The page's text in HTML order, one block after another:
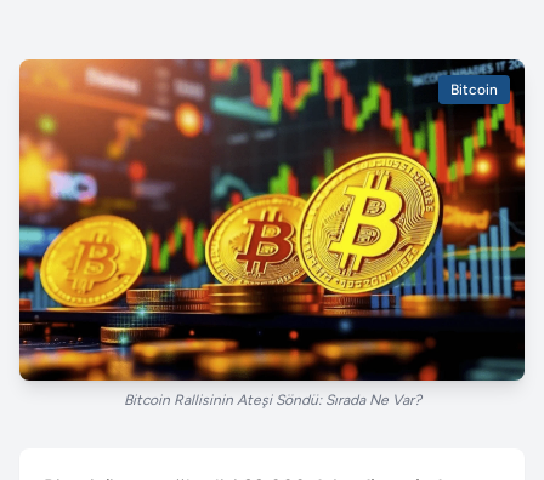
Bitcoin
Bitcoin Rallisinin Ateşi Söndü: Sırada Ne Var?